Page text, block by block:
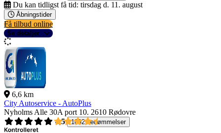
Du kan tidligst få tid: tirsdag d. 11. august
Åbningstider
Få tilbud online
Se detaljer
6,6 km
City Autoservice - AutoPlus
Nyholms Alle 30A port 10. 2610 Rødovre
4,5
1092 bedømmelser